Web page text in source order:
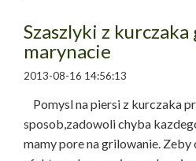
Szaszlyki z
marynacie
2013-08-16 14:56:13
Pomysl na piersi z kurczaka
sposob,zadowoli chyba
mamy pore na grilowanie.